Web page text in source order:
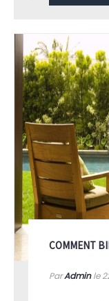
COMMENT
ParAdminle